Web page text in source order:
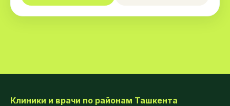
Клиники и врачи по районам Ташкента